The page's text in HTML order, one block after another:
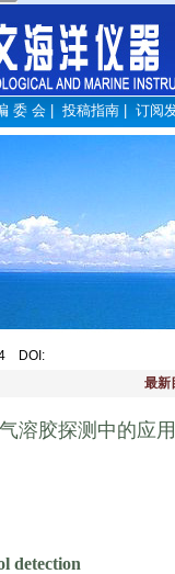
委 会 投稿指南 订阅
DOI :
最新
溶胶探测中的应用
detection